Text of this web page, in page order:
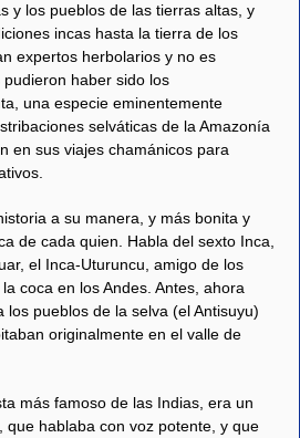
y los pueblos de las tierras altas, y
incas hasta la tierra de los
expertos herbolarios y no es
haber sido los
una especie eminentemente
selváticas de la Amazonía
en sus viajes chamánicos para
a su manera, y más bonita y
de cada quien. Habla del sexto Inca,
el Inca-Uturuncu, amigo de los
coca en los Andes. Antes, ahora
pueblos de la selva (el Antisuyu)
originalmente en el valle de
más famoso de las Indias, era un
que hablaba con voz potente, y que